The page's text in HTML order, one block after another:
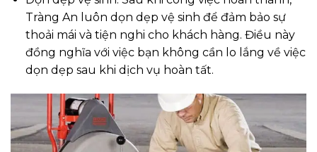
Tràng An luôn dọn dẹp vệ sinh để đảm bảo sự
thoải mái và tiện nghi cho khách hàng. Điều này
đồng nghĩa với việc bạn không cần lo lắng về việc
dọn dẹp sau khi dịch vụ hoàn tất.